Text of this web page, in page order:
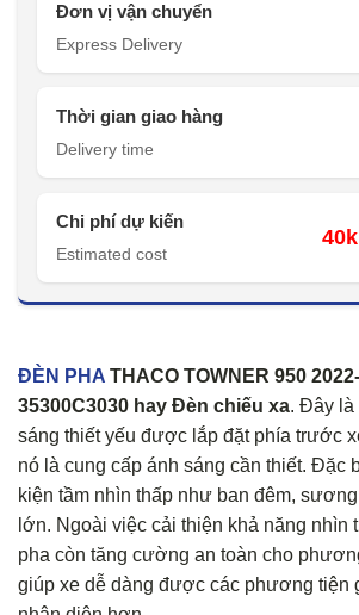
Đơn vị vận chuyển
Express Delivery
Thời gian giao hàng
Delivery time
Chi phí dự kiến
Estimated cost
ĐÈN PHA THACO TOWNER 950 2022-
35300C3030 hay Đèn chiếu xa. Đây là
sáng thiết yếu được lắp đặt phía trước
nó là cung cấp ánh sáng cần thiết. Đặc
kiện tầm nhìn thấp như ban đêm,
lớn. Ngoài việc cải thiện khả năng nhìn
pha còn tăng cường an toàn cho
giúp xe dễ dàng được các phương tiện